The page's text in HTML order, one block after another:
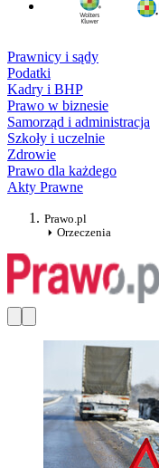
Prawnicy i sądy
Podatki
Kadry i BHP
Prawo w biznesie
Samorząd i administracja
Szkoły i uczelnie
Zdrowie
Prawo dla każdego
Akty Prawne
Prawo.pl
Orzeczenia